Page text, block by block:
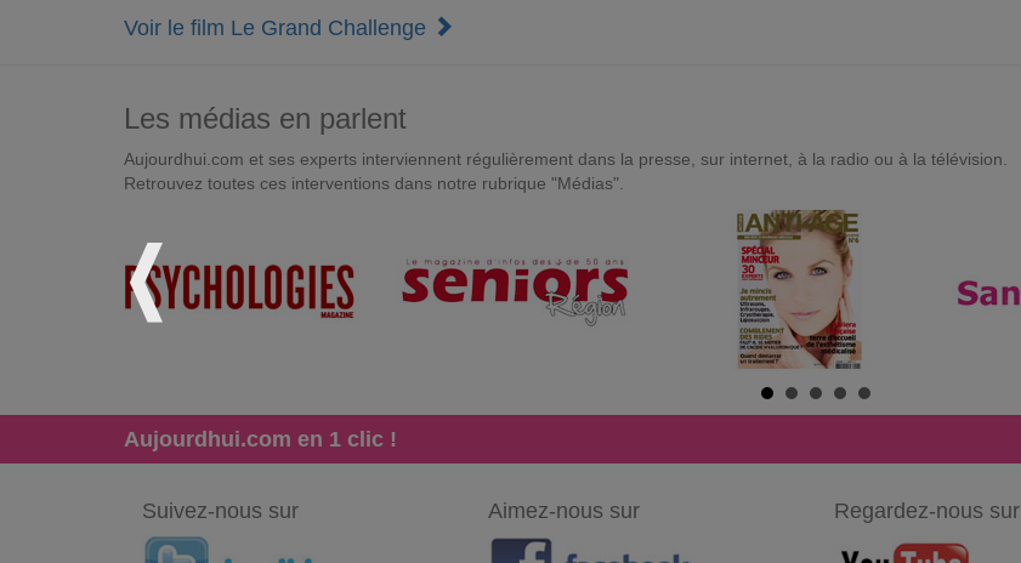
Voir le film Le Grand Challenge
Les médias en parlent
Aujourdhui.com et ses experts interviennent régulièrement dans la presse, sur internet, à la radio ou à la télévision.
Retrouvez toutes ces interventions dans notre rubrique "Médias".
Aujourdhui.com en 1 clic !
Suivez-nous sur Aimez-nous sur Regardez-nous sur